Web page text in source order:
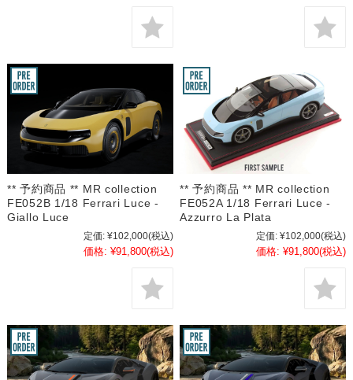
** 予約商品 ** MR collection
FE052B 1/18 Ferrari Luce -
Giallo Luce
定価: ¥102,000(税込)
価格: ¥91,800(税込)
** 予約商品 ** MR collection
FE052A 1/18 Ferrari Luce -
Azzurro La Plata
定価: ¥102,000(税込)
価格: ¥91,800(税込)